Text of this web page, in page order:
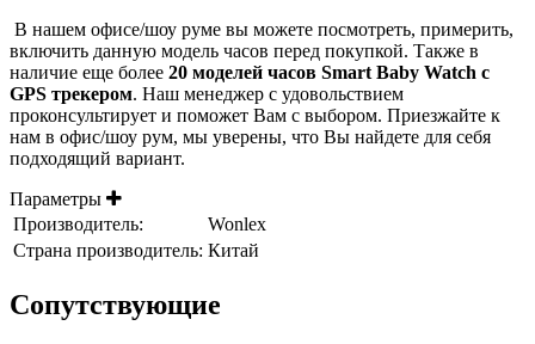
В нашем офисе/шоу руме вы можете посмотреть, примерить,
включить данную модель часов перед покупкой. Также в
наличие еще более 20 моделей часов Smart Baby Watch c
GPS трекером. Наш менеджер с удовольствием
проконсультирует и поможет Вам с выбором. Приезжайте к
нам в офис/шоу рум, мы уверены, что Вы найдете для себя
подходящий вариант.
Параметры
Производитель:
Wonlex
Страна производитель: Китай
Cопутствующие